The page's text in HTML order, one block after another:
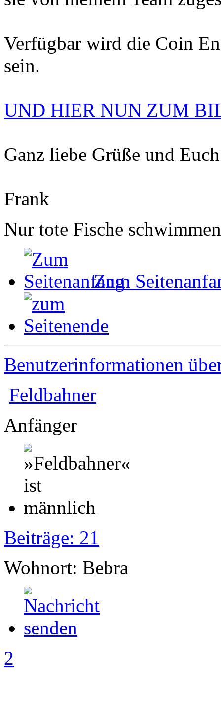
Verfügbar wird die Coin
sein.
UND HIER NUN ZUM
Ganz liebe Grüße und
Frank
Nur tote Fische
Zum
Benutzerinformationen
Feldbahner
Anfänger
Beiträge: 21
Wohnort: Bebra
2